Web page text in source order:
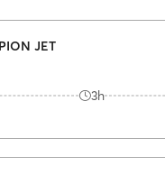
JET
3h